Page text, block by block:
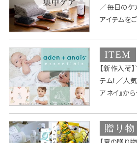
／毎日のケ
アイテムを
ITEM
【新作入荷
テム！／人
アネイ』か
贈り物